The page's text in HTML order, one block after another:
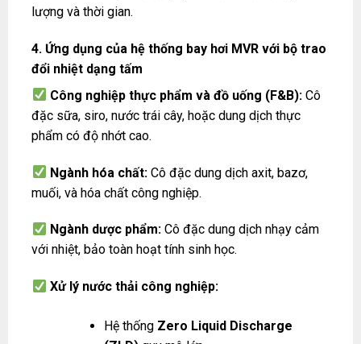
lượng và thời gian.
4. Ứng dụng của hệ thống bay hơi MVR với bộ trao
đổi nhiệt dạng tấm
Công nghiệp thực phẩm và đồ uống (F&B):Cô
đặc sữa, siro, nước trái cây, hoặc dung dịch thực
phẩm có độ nhớt cao.
Ngành hóa chất:Cô đặc dung dịch axit, bazơ,
muối, và hóa chất công nghiệp.
Ngành dược phẩm:Cô đặc dung dịch nhạy cảm
với nhiệt, bảo toàn hoạt tính sinh học.
Xử lý nước thải công nghiệp:
Hệ thống Zero Liquid Discharge